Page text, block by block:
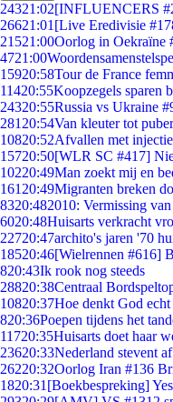
24321:02[INFLUENCERS
26621:01 [Live Eredivisie
21521:00Oorlog in Oekraïne
4721:00
15920:58Tour de France
11420:55Koopzegels sparen
24320:55Russia vs Ukraine
281 20:54Van kleuter tot
10820:52Afvallen met
15720:50[WLR SC #417]
10220:49Man zoekt mij en
161 20:49Migranten breken
8320:482010: Vermissing
6020:48Huisarts verkracht
22720:47archito's jaren '70
18520:46[Wielrennen #616]
820:43Ik rook nog steeds
28820:38Centraal
10820:37Hoe denkt God
820:36Poepen tijdens het
11720:35Huisarts doet haar
23620:33Nederland stevent
26220:32Oorlog Iran #136
1820:31 [Boekbespreking]